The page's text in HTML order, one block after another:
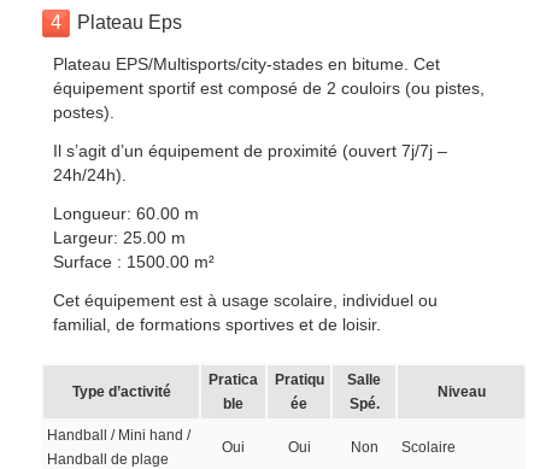
4 Plateau Eps
Plateau EPS/Multisports/city-stades en bitume. Cet
équipement sportif est composé de 2 couloirs (ou pistes,
postes).
Il s’agit d’un équipement de proximité (ouvert 7j/7j –
24h/24h).
Longueur: 60.00 m
Largeur: 25.00 m
Surface : 1500.00 m²
Cet équipement est à usage scolaire, individuel ou
familial, de formations sportives et de loisir.
Type d’activité
Pratica
ble
Pratiqu
ée
Salle
Spé.
Niveau
Handball / Mini hand /
Handball de plage
Oui Oui Non Scolaire